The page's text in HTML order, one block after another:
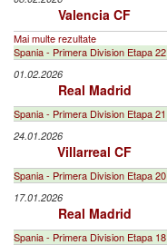
Valencia CF
Mai multe rezultate
Spania - Primera Division Etapa 22
01.02.2026
Real Madrid
Spania - Primera Division Etapa 21
24.01.2026
Villarreal CF
Spania - Primera Division Etapa 20
17.01.2026
Real Madrid
Spania - Primera Division Etapa 18